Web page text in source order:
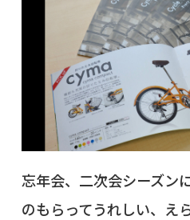
忘年会、二次会シーズン
のもらってうれしい、え